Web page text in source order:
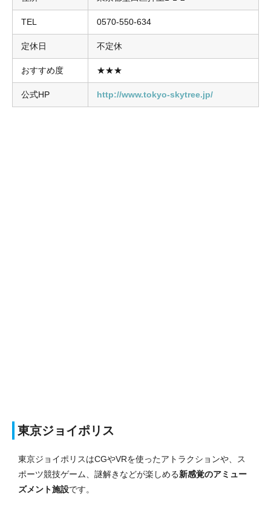
TEL 0570-550-634
定休日 不定休
おすすめ度 ★★★
公式HP http://www.tokyo-skytree.jp/
東京ジョイポリス
東京ジョイポリスはCGやVRを使ったアトラクションや、ス
ポーツ競技ゲーム、謎解きなどが楽しめる新感覚のアミュー
ズメント施設です。